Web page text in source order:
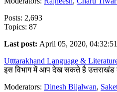
Posts: 2,693
Topics: 87
Last post: April 05, 2020,
Utttarakhand Language &
इस विभाग में आप देख सकते है उत्तराखंड
Moderators: Dinesh Bijalwan,